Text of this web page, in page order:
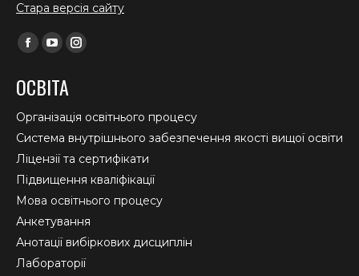
Стара версія сайту
Find us on:
Facebook
opens
in
new
window
YouTube
opens
in
new
window
Instagram
in
new
window
ОСВІТА
Організація освітнього процесу
Система внутрішнього забезпечення якості вищої освіти
Ліцензії та сертифікати
Підвищення кваліфікації
Мова освітнього процесу
Анкетування
Анотації вибіркових дисциплін
Лабораторії